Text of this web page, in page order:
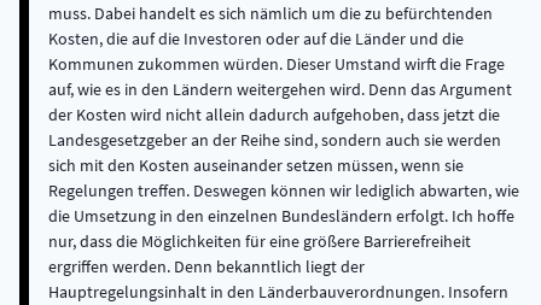
muss. Dabei handelt es sich nämlich um die zu befürchtenden
Kosten, die auf die Investoren oder auf die Länder und die
Kommunen zukommen würden. Dieser Umstand wirft die Frage
auf, wie es in den Ländern weitergehen wird. Denn das Argument
der Kosten wird nicht allein dadurch aufgehoben, dass jetzt die
Landesgesetzgeber an der Reihe sind, sondern auch sie werden
sich mit den Kosten auseinander setzen müssen, wenn sie
Regelungen treffen. Deswegen können wir lediglich abwarten, wie
die Umsetzung in den einzelnen Bundesländern erfolgt. Ich hoffe
nur, dass die Möglichkeiten für eine größere Barrierefreiheit
ergriffen werden. Denn bekanntlich liegt der
Hauptregelungsinhalt in den Länderbauverordnungen. Insofern